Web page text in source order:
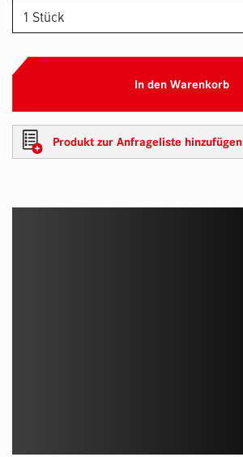
In den Warenkorb
Produkt zur Anfrageliste hinzufügen